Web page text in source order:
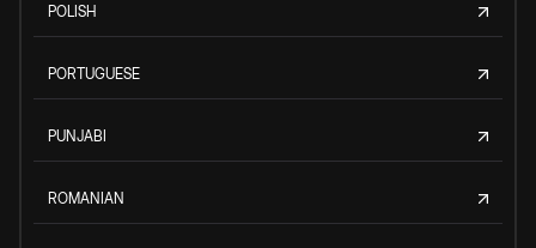
POLISH
PORTUGUESE
PUNJABI
ROMANIAN